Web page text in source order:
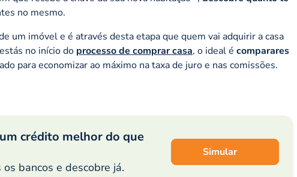
no mesmo.
um imóvel e é através desta etapa que quem vai adquirir a casa
no início do processo de comprar casa, o ideal é comparares
para economizar ao máximo na taxa de juro e nas comissões.
crédito melhor do que
bancos e descobre já.
Simular